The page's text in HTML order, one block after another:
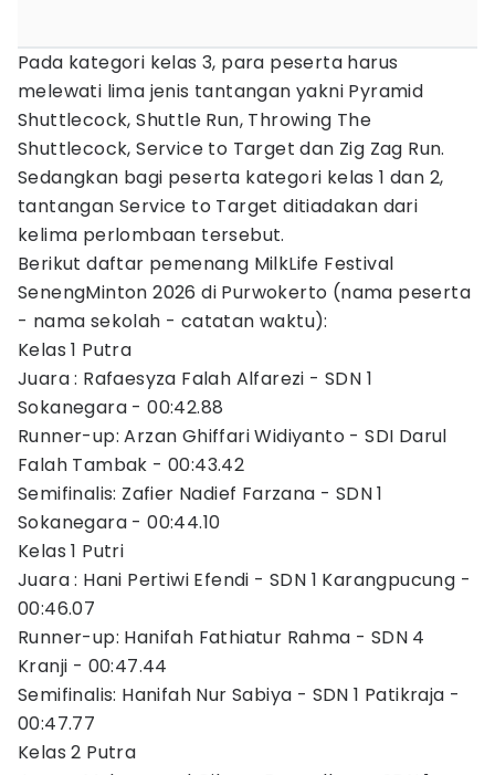
Pada kategori kelas 3, para peserta harus
melewati lima jenis tantangan yakni Pyramid
Shuttlecock, Shuttle Run, Throwing The
Shuttlecock, Service to Target dan Zig Zag Run.
Sedangkan bagi peserta kategori kelas 1 dan 2,
tantangan Service to Target ditiadakan dari
kelima perlombaan tersebut.
Berikut daftar pemenang MilkLife Festival
SenengMinton 2026 di Purwokerto (nama peserta
- nama sekolah - catatan waktu):
Kelas 1 Putra
Juara : Rafaesyza Falah Alfarezi - SDN 1
Sokanegara - 00:42.88
Runner-up: Arzan Ghiffari Widiyanto - SDI Darul
Falah Tambak - 00:43.42
Semifinalis: Zafier Nadief Farzana - SDN 1
Sokanegara - 00:44.10
Kelas 1 Putri
Juara : Hani Pertiwi Efendi - SDN 1 Karangpucung -
00:46.07
Runner-up: Hanifah Fathiatur Rahma - SDN 4
Kranji - 00:47.44
Semifinalis: Hanifah Nur Sabiya - SDN 1 Patikraja -
00:47.77
Kelas 2 Putra